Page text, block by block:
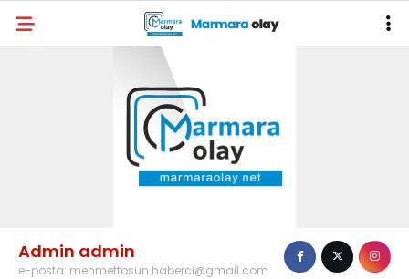
Admin admin
e-posta: mehmettosun.haberci@gmail.com